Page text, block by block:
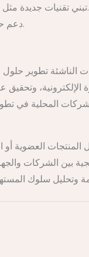
تبني تقنيات جديدة مثل الذكاء الاصطناعي والبلوك تشين.
دعم حكومي متزايد للتجارة الإلكترونية.
تطوير حلول
المحلية في
العضوية أو
بين الشركات